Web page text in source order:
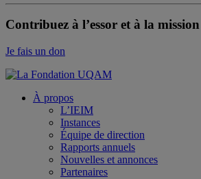
Contribuez à l’essor et à la
Je fais un don
À propos
L’IEIM
Instances
Équipe de direction
Rapports annuels
Nouvelles et annonces
Partenaires